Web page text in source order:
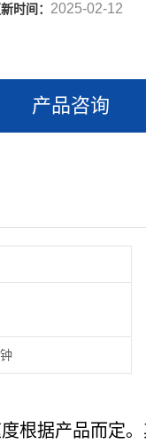
时间： 2025-02-12
产品咨询
根据产品而定